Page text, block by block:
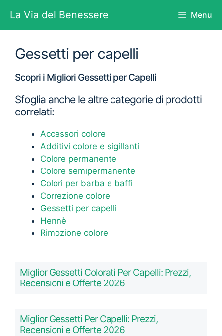
contenuto
La Via del Benessere Menu
Gessetti per capelli
Scopri i Migliori Gessetti per Capelli
Sfoglia anche le altre categorie di prodotti
correlati:
Accessori colore
Additivi colore e sigillanti
Colore permanente
Colore semipermanente
Colori per barba e baffi
Correzione colore
Gessetti per capelli
Hennè
Rimozione colore
Miglior Gessetti Colorati Per Capelli: Prezzi,
Recensioni e Offerte 2026
Miglior Gessetti Per Capelli: Prezzi,
Recensioni e Offerte 2026